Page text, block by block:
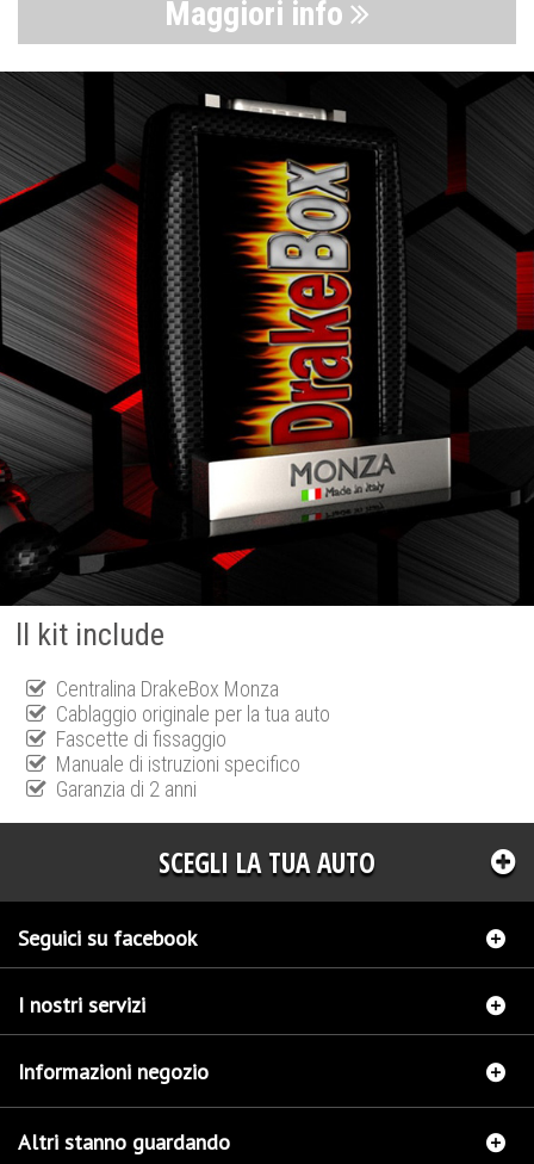
Maggiori info
Il kit include
Centralina DrakeBox Monza
Cablaggio originale per la tua auto
Fascette di fissaggio
Manuale di istruzioni specifico
Garanzia di 2 anni
SCEGLI LA TUA AUTO
Seguici su facebook
I nostri servizi
Informazioni negozio
Altri stanno guardando